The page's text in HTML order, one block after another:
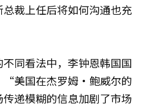
裁上任后将如何沟通也充
同看法中，李钟恩韩国国
“美国在杰罗姆·鲍威尔的
递模糊的信息加剧了市场